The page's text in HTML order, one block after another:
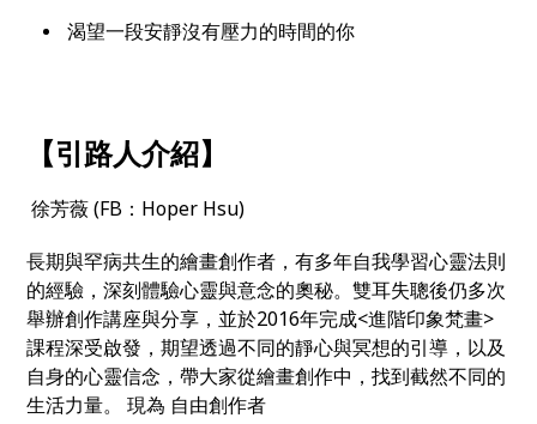
渴望一段安靜沒有壓力的時間的你
【引路人介紹】
徐芳薇 (FB：Hoper Hsu)
長期與罕病共生的繪畫創作者，有多年自我學習心靈法則
的經驗，深刻體驗心靈與意念的奧秘。雙耳失聰後仍多次
舉辦創作講座與分享，並於2016年完成<進階印象梵畫>
課程深受啟發，期望透過不同的靜心與冥想的引導，以及
自身的心靈信念，帶大家從繪畫創作中，找到截然不同的
生活力量。 現為 自由創作者